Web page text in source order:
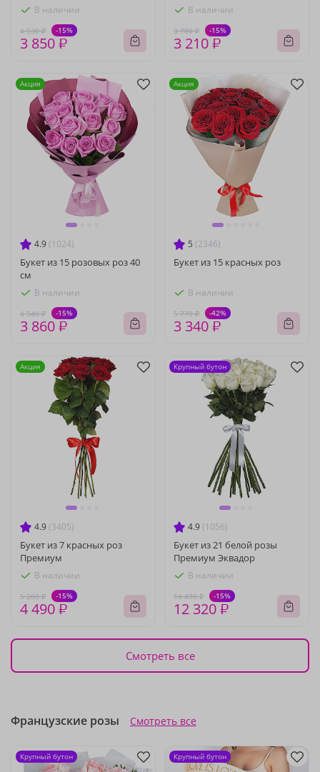
В наличии
4 530 ₽ -15%
3 850 ₽
В наличии
3 780 ₽ -15%
3 210 ₽
4.9 (1024)
Букет из 15 розовых роз 40
см
В наличии
4 540 ₽ -15%
3 860 ₽
Акция
5 (2346)
Букет из 15 красных роз
В наличии
5 770 ₽ -42%
3 340 ₽
Акция
4.9 (3405)
Букет из 7 красных роз
Премиум
В наличии
5 280 ₽ -15%
4 490 ₽
Акция
4.9 (1056)
Букет из 21 белой розы
Премиум Эквадор
В наличии
14 490 ₽ -15%
12 320 ₽
Крупный бутон
Смотреть все
Французские розы Смотреть все
Крупный бутон Крупный бутон